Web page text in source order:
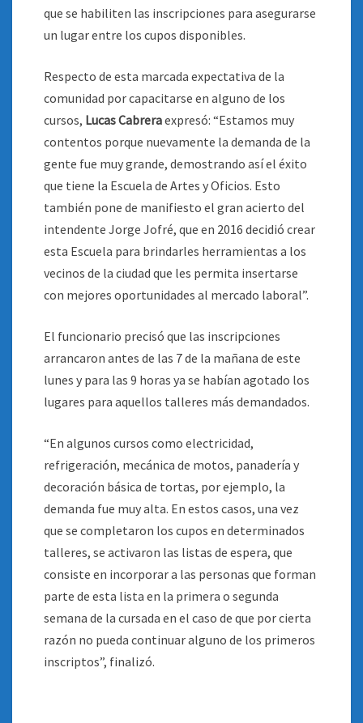
que se habiliten las inscripciones para asegurarse
un lugar entre los cupos disponibles.
Respecto de esta marcada expectativa de la
comunidad por capacitarse en alguno de los
cursos, Lucas Cabreraexpresó: “Estamos muy
contentos porque nuevamente la demanda de la
gente fue muy grande, demostrando así el éxito
que tiene la Escuela de Artes y Oficios. Esto
también pone de manifiesto el gran acierto del
intendente Jorge Jofré, que en 2016 decidió crear
esta Escuela para brindarles herramientas a los
vecinos de la ciudad que les permita insertarse
con mejores oportunidades al mercado laboral”.
El funcionario precisó que las inscripciones
arrancaron antes de las 7 de la mañana de este
lunes y para las 9 horas ya se habían agotado los
lugares para aquellos talleres más demandados.
“En algunos cursos como electricidad,
refrigeración, mecánica de motos, panadería y
decoración básica de tortas, por ejemplo, la
demanda fue muy alta. En estos casos, una vez
que se completaron los cupos en determinados
talleres, se activaron las listas de espera, que
consiste en incorporar a las personas que forman
parte de esta lista en la primera o segunda
semana de la cursada en el caso de que por cierta
razón no pueda continuar alguno de los primeros
inscriptos”, finalizó.